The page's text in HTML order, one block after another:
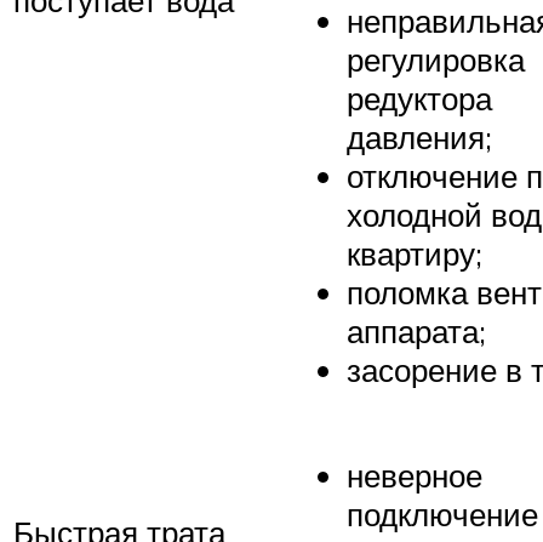
регулировка
редуктора
давления;
отключение
холодной
квартиру;
поломка
аппарата;
засорение в
Быстрая трата
неверное
подключение